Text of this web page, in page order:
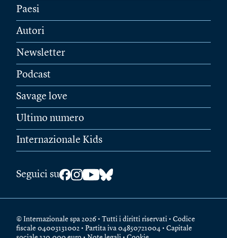
Paesi
Autori
Newsletter
Podcast
Savage love
Ultimo numero
Internazionale Kids
Seguici su
© Internazionale spa 2026 • Tutti i diritti riservati • Codice
fiscale 04003131002 • Partita iva 04850721004 • Capitale